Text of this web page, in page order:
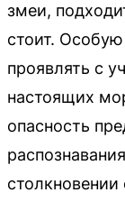
змеи,
стоит.
проявлять с
настоящих
опасность